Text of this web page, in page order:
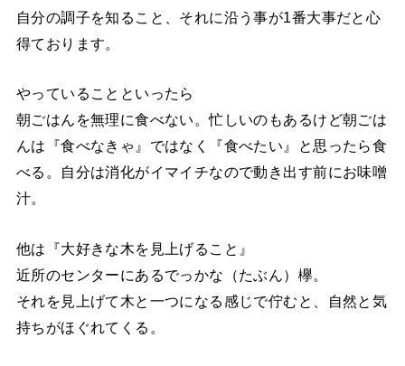
自分の調子を知ること、それに沿う事が1番大事だと心
得ております。
やっていることといったら
朝ごはんを無理に食べない。忙しいのもあるけど朝ごは
んは『食べなきゃ』ではなく『食べたい』と思ったら食
べる。自分は消化がイマイチなので動き出す前にお味噌
汁。
他は『大好きな木を見上げること』
近所のセンターにあるでっかな（たぶん）欅。
それを見上げて木と一つになる感じで佇むと、自然と気
持ちがほぐれてくる。